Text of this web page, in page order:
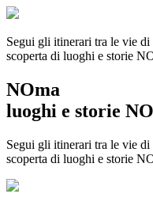
Segui gli itinerari tra le vie
scoperta di luoghi e storie
NOma
luoghi e storie
Segui gli itinerari tra le vie
scoperta di luoghi e storie